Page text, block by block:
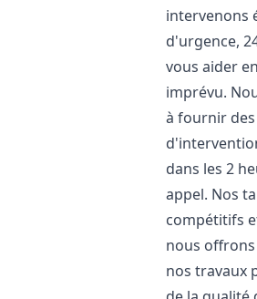
intervenons
d'urgence,
vous aider
imprévu.
à fournir
dans les 2
appel. Nos
compétitifs
nous
nos travaux